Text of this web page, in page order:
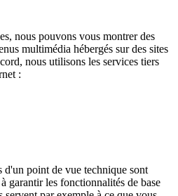
nous pouvons vous montrer des
multimédia hébergés sur des sites
nous utilisons les services tiers
:
d'un point de vue technique sont
garantir les fonctionnalités de base